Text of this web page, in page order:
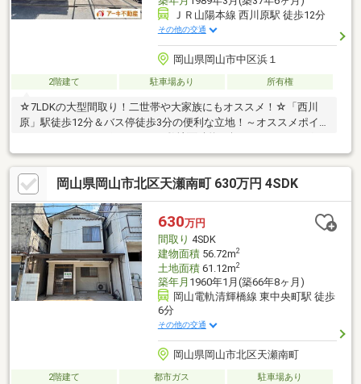
ＪＲ山陽本線 西川原駅 徒歩12分
その他の交通
岡山県岡山市中区浜１
2階建て 駐車場あり 所有権
☆7LDKの大型間取り！二世帯や大家族にもオススメ！☆「西川
原」駅徒歩12分＆バス停徒歩3分の便利な立地！～オススメポイ
家庭菜園も楽しめそうです！・スーパー・保育園・郵便局など生
活施設が徒歩圏内！・岡山市中心部へのアクセスも良好で通勤・
通学にも便利！～周辺環境～・天満屋ハピータウン原尾島店まで
徒歩15分（約1154m）・宇野小学校まで徒歩18分（約1431m）・
操山中学校まで徒歩24分（約1846m）＼ネットで簡単見学予約！
／【見学予約する】より、お好きなタイミングでご予約いただけ
ます
岡山県岡山市北区天瀬南町 630万円 4SDK
630万円
間取り 4SDK
建物面積56.72m2
土地面積61.12m2
築年月 1960年1月(築66年8ヶ月)
岡山電軌清輝橋線 東中央町駅 徒歩
6分
その他の交通
岡山県岡山市北区天瀬南町
2階建て 都市ガス
駐車場あり